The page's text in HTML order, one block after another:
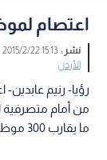
اعتصام
نشر :15:13 2015/2/22
الأردن
رؤيا- رنيم
من أمام متصرفية
ما يقارب 300 موظفا وموظفة من لواء الجيزة إلى العاصمة عمان.